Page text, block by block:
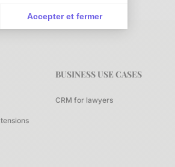
Accepter et fermer
BUSINESS USE CASES
CRM for lawyers